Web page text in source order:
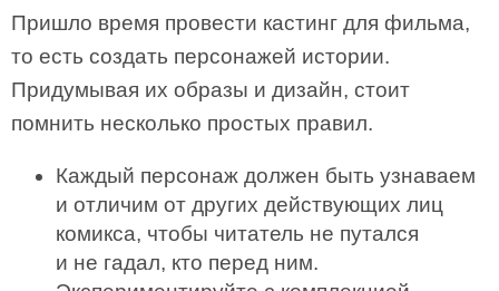
Пришло время провести кастинг для фильма,
то есть создать персонажей истории.
Придумывая их образы и дизайн, стоит
помнить несколько простых правил.
Каждый персонаж должен быть узнаваем
и отличим от других действующих лиц
комикса, чтобы читатель не путался
и не гадал, кто перед ним.